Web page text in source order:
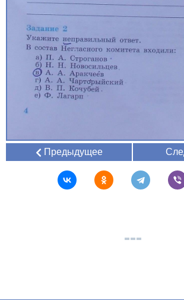
Предыдущее